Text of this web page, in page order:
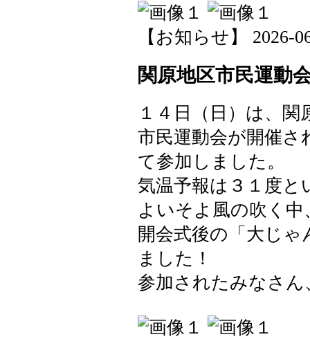
【お知らせ】 2026-
関原地区市民運動
１４日（日）は、
市民運動会が開催さ
て参加しました。
気温予報は３１度
よいそよ風の吹く
開会式後の「大じ
ました！
参加されたみなさ